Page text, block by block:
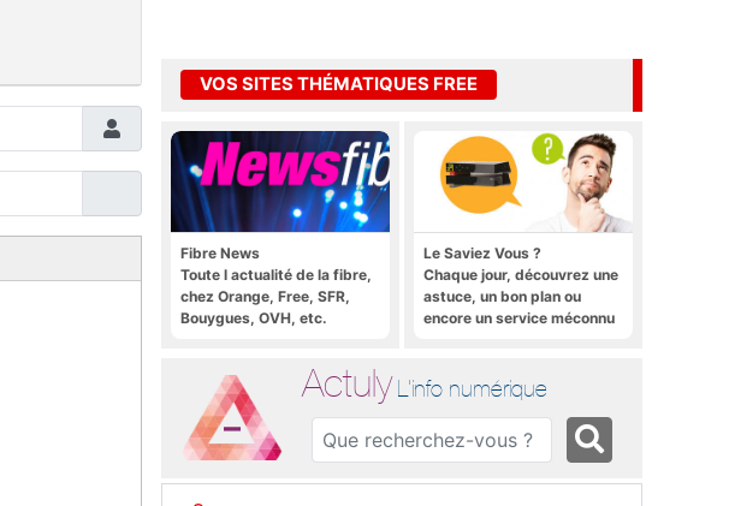
VOS SITES THÉMATIQUES FREE
Fibre News
Toute l actualité de la fibre,
chez Orange, Free, SFR,
Bouygues, OVH, etc.
Le Saviez Vous ?
Chaque jour, découvrez une
astuce, un bon plan ou
encore un service méconnu
Actuly L'info numérique